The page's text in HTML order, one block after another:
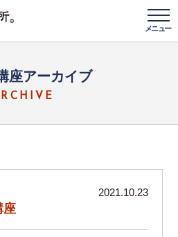
メニュー
座アーカイブ
2021.10.23
座